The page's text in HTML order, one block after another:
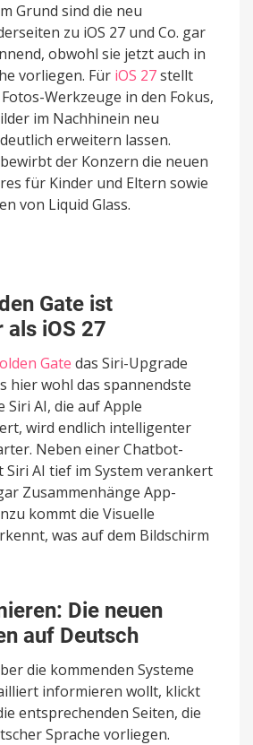
Grund sind die neu
zu iOS 27 und Co. gar
obwohl sie jetzt auch in
vorliegen. Für iOS 27stellt
Werkzeuge in den Fokus,
im Nachhinein neu
erweitern lassen.
der Konzern die neuen
für Kinder und Eltern sowie
von Liquid Glass.
Gate ist
als iOS 27
Gate das Siri-Upgrade
hier wohl das spannendste
Siri AI, die auf Apple
wird endlich intelligenter
Neben einer Chatbot-
AI tief im System verankert
Zusammenhänge App-
kommt die Visuelle
was auf dem Bildschirm
Die neuen
auf Deutsch
die kommenden Systeme
informieren wollt, klickt
entsprechenden Seiten, die
Sprache vorliegen.